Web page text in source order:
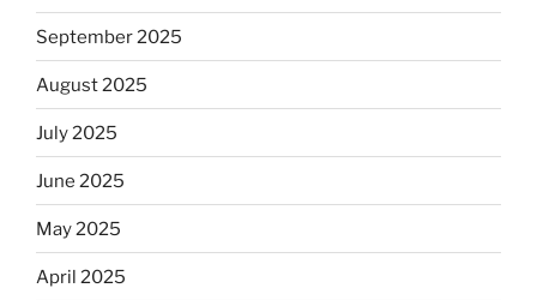
September 2025
August 2025
July 2025
June 2025
May 2025
April 2025